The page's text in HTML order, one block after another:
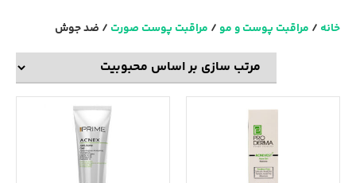
خانه / مراقبت پوست و مو/ مراقبت پوست صورت / ضد جوش